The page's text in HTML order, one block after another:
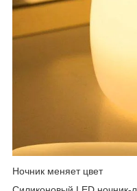
Ночник меняет цвет